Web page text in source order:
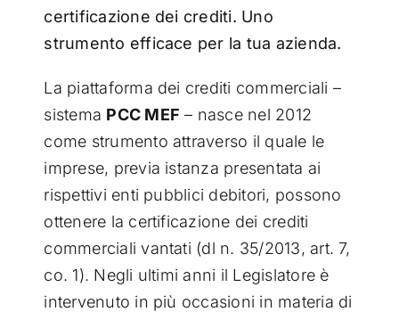
certificazione dei crediti. Uno
strumento efficace per la tua azienda.
La piattaforma dei crediti commerciali –
sistema PCC MEF – nasce nel 2012
come strumento attraverso il quale le
imprese, previa istanza presentata ai
rispettivi enti pubblici debitori, possono
ottenere la certificazione dei crediti
commerciali vantati (dl n. 35/2013, art. 7,
co. 1). Negli ultimi anni il Legislatore è
intervenuto in più occasioni in materia di